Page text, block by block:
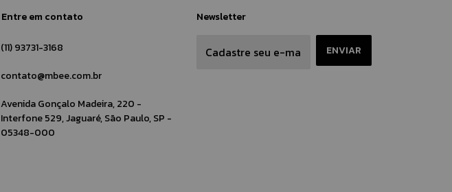
Entre em contato
(11) 93731-3168
contato@mbee.com.br
Avenida Gonçalo Madeira, 220 -
Interfone 529, Jaguaré, São Paulo, SP -
05348-000
Newsletter